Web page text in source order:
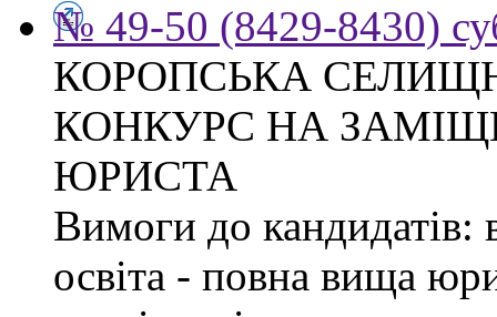
№ 49-50 (8429-8430)
КОРОПСЬКА
КОНКУРС НА
ЮРИСТА
Вимоги до
освіта - повна вища